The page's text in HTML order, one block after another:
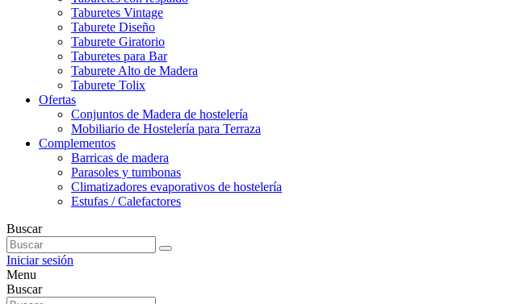
Taburetes Vintage
Taburete Diseño
Taburete Giratorio
Taburetes para Bar
Taburete Alto de Madera
Taburete Tolix
Ofertas
Conjuntos de Madera de hostelería
Mobiliario de Hostelería para Terraza
Complementos
Barricas de madera
Parasoles y tumbonas
Climatizadores evaporativos de hostelería
Estufas / Calefactores
Buscar
Iniciar sesión
Menu
Buscar